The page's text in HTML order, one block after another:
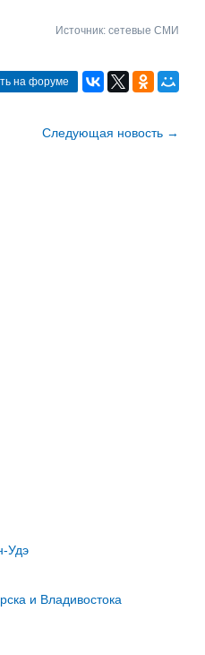
Источник: сетевые СМИ
на форуме
Cледующая новость →
Удэ
и Владивостока